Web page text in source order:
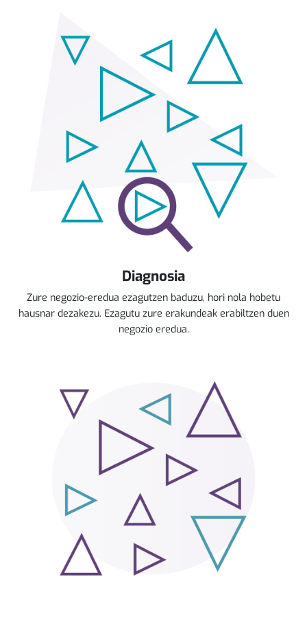
Diagnosia
Zure negozio-eredua ezagutzen baduzu, hori nola hobetu
hausnar dezakezu. Ezagutu zure erakundeak erabiltzen duen
negozio eredua.